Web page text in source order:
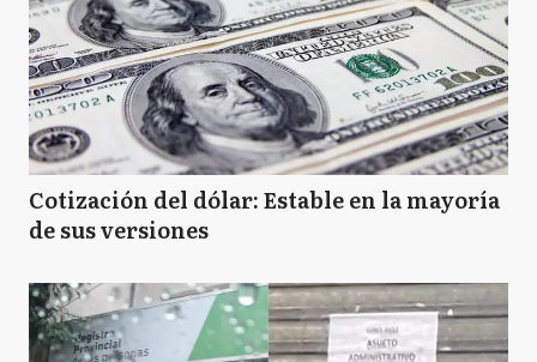
Cotización del dólar: Estable en la mayoría
de sus versiones